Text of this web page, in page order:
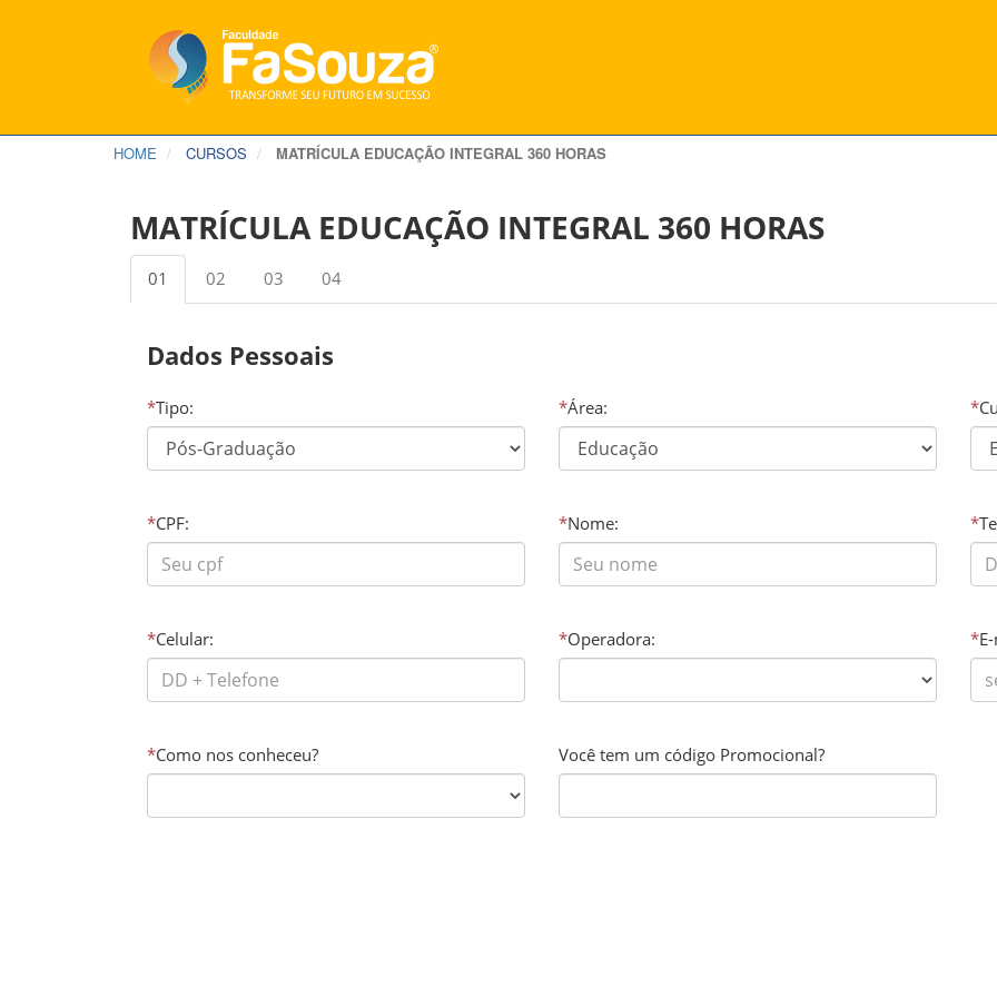
HOME CURSOS MATRÍCULA EDUCAÇÃO INTEGRAL 360 HORAS
MATRÍCULA EDUCAÇÃO INTEGRAL 360 HORAS
01 02 03 04
Dados Pessoais
*Tipo: *Área: *
*CPF: *Nome: *
*Celular: *Operadora: *
*Como nos conheceu? Você tem um código Promocional?